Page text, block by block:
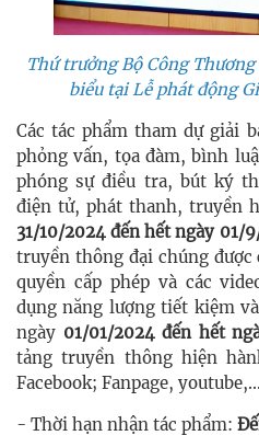
Thứ trưởng Bộ Công
biểu tại Lễ phát động
Các tác phẩm tham dự giải
phỏng vấn, tọa đàm, bình
phóng sự điều tra, bút ký
điện tử, phát thanh, truyền
31/10/2024 đến hết ngày 01/
truyền thông đại chúng được
quyền cấp phép và các
dụng năng lượng tiết kiệm
ngày 01/01/2024 đến hết
tảng truyền thông hiện
Facebook; Fanpage,
- Thời hạn nhận tác phẩm: